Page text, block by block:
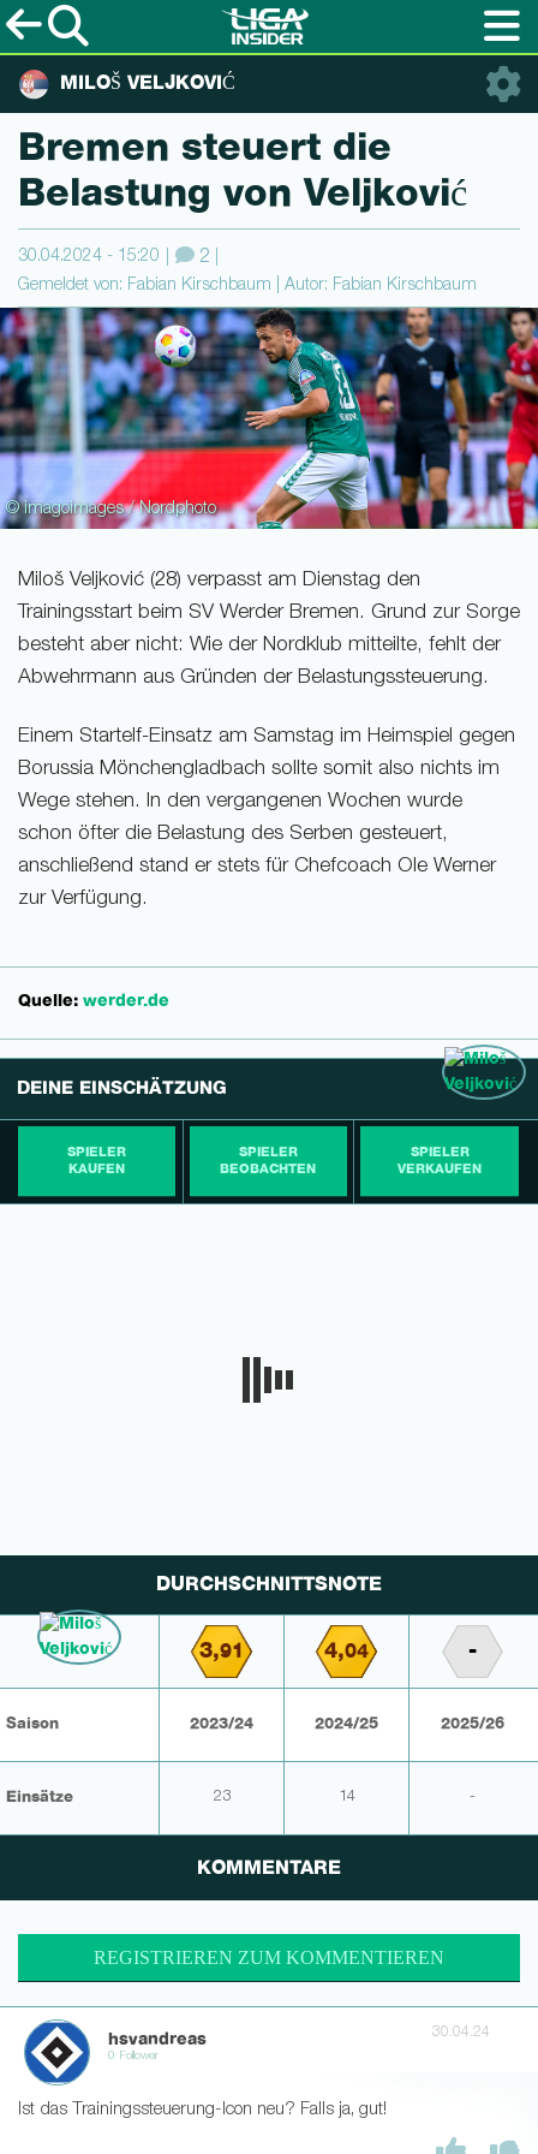
MILOŠ VELJKOVIĆ
Bremen steuert die
Belastung von Veljković
30.04.2024 - 15:20 2
Gemeldet von: Fabian Kirschbaum | Autor: Fabian Kirschbaum
© imagoimages / Nordphoto
Miloš Veljković (28) verpasst am Dienstag den
Trainingsstart beim SV Werder Bremen. Grund zur Sorge
besteht aber nicht: Wie der Nordklub mitteilte, fehlt der
Abwehrmann aus Gründen der Belastungssteuerung.
Einem Startelf-Einsatz am Samstag im Heimspiel gegen
Borussia Mönchengladbach sollte somit also nichts im
Wege stehen. In den vergangenen Wochen wurde
schon öfter die Belastung des Serben gesteuert,
anschließend stand er stets für Chefcoach Ole Werner
zur Verfügung.
Quelle: werder.de
DEINE EINSCHÄTZUNG
SPIELER
KAUFEN
SPIELER
BEOBACHTEN
SPIELER
VERKAUFEN
DURCHSCHNITTSNOTE
3,91 4,04 -
Saison 2023/24 2024/25 2025/26
Einsätze 23 14 -
KOMMENTARE
REGISTRIEREN ZUM KOMMENTIEREN
hsvandreas
0 Follower
30.04.24
Ist das Trainingssteuerung-Icon neu? Falls ja, gut!